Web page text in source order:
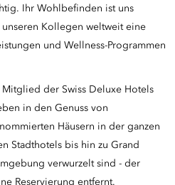
Ihr Wohlbefinden ist uns
Kollegen weltweit eine
und Wellness-Programmen
Mitglied der Swiss Deluxe Hotels
in den Genuss von
Häusern in der ganzen
Stadthotels bis hin zu Grand
verwurzelt sind - der
Reservierung entfernt.